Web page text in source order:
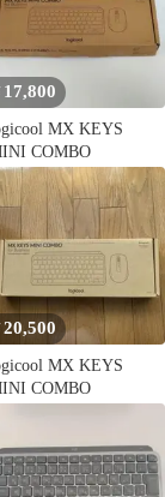
17,800
MX KEYS
COMBO
20,500
MX KEYS
COMBO